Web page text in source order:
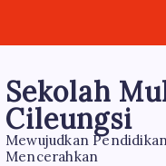
Sekolah
Cileungsi
Mewujudkan
Mencerahkan